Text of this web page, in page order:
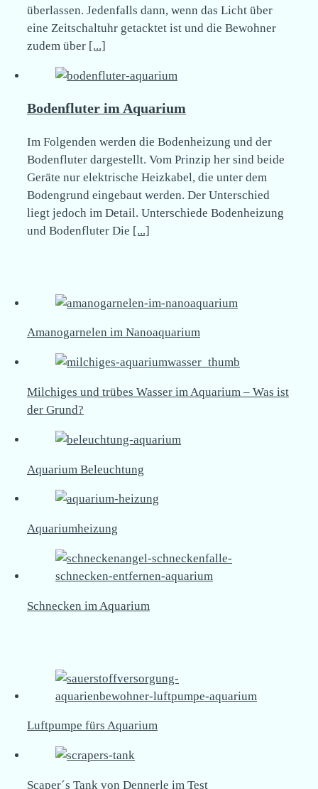
überlassen. Jedenfalls dann, wenn das Licht über
eine Zeitschaltuhr getacktet ist und die Bewohner
zudem über [...]
Bodenfluter im Aquarium
Im Folgenden werden die Bodenheizung und der
Bodenfluter dargestellt. Vom Prinzip her sind beide
Geräte nur elektrische Heizkabel, die unter dem
Bodengrund eingebaut werden. Der Unterschied
liegt jedoch im Detail. Unterschiede Bodenheizung
und Bodenfluter Die [...]
Amanogarnelen im Nanoaquarium
Milchiges und trübes Wasser im Aquarium – Was ist
der Grund?
Aquarium Beleuchtung
Aquariumheizung
Schnecken im Aquarium
Luftpumpe fürs Aquarium
Scaper´s Tank von Dennerle im Test